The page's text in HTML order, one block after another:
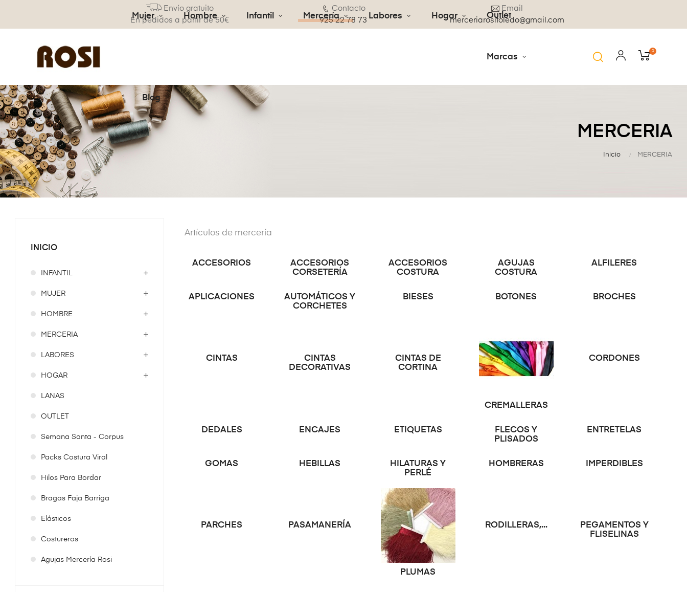
Envío gratuito
En pedidos a partir de 50€
Contacto
925 22 78 73
Email
merceriarositoledo@gmail.com
Mujer Hombre Infantil Mercería Labores Hogar Outlet
Marcas
Blog
0
MERCERIA
Inicio MERCERIA
INICIO
INFANTIL
MUJER
HOMBRE
MERCERIA
LABORES
HOGAR
LANAS
OUTLET
Semana Santa - Corpus
Packs Costura Viral
Hilos Para Bordar
Bragas Faja Barriga
Elásticos
Costureros
Agujas Mercería Rosi
Artículos de mercería
ACCESORIOS
ACCESORIOS
CORSETERÍA
ACCESORIOS
COSTURA
AGUJAS
COSTURA
ALFILERES
APLICACIONES
AUTOMÁTICOS Y
CORCHETES
BIESES BOTONES BROCHES
CINTAS
CINTAS
DECORATIVAS
CINTAS DE
CORTINA
CREMALLERAS
CORDONES
DEDALES ENCAJES ETIQUETAS
FLECOS Y
PLISADOS
ENTRETELAS
GOMAS HEBILLAS
HILATURAS Y
PERLÉ
HOMBRERAS IMPERDIBLES
PARCHES PASAMANERÍA
PLUMAS
RODILLERAS,...
PEGAMENTOS Y
FLISELINAS